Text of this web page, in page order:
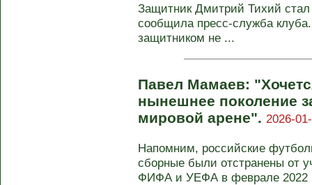
Защитник Дмитрий Тихий стал
сообщила пресс‑служба
защитником не ...
Павел Мамаев:
нынешнее поколение
мировой арене". 2026-
Напомним, российские
сборные были отстранены от
ФИФА и УЕФА в феврале 2022